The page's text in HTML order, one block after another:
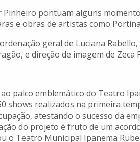
Pinheiro pontuam alguns
e obras de artistas como
geral de Luciana
e direção de imagem de Zeca
palco emblemático do Teatro
shows realizados na primeira
atestando o sucesso da
do projeto é fruto de um
o Teatro Municipal Ipanema